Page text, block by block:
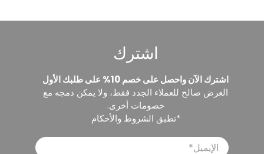
اشترك
اشترك الآن واحصل على خصم 10% على طلبك الأول
العرض صالح للعملاء الجدد فقط، ولا يمكن دمجه مع
خصومات أخرى.
*تطبق الشروط والأحكام
الإيميل